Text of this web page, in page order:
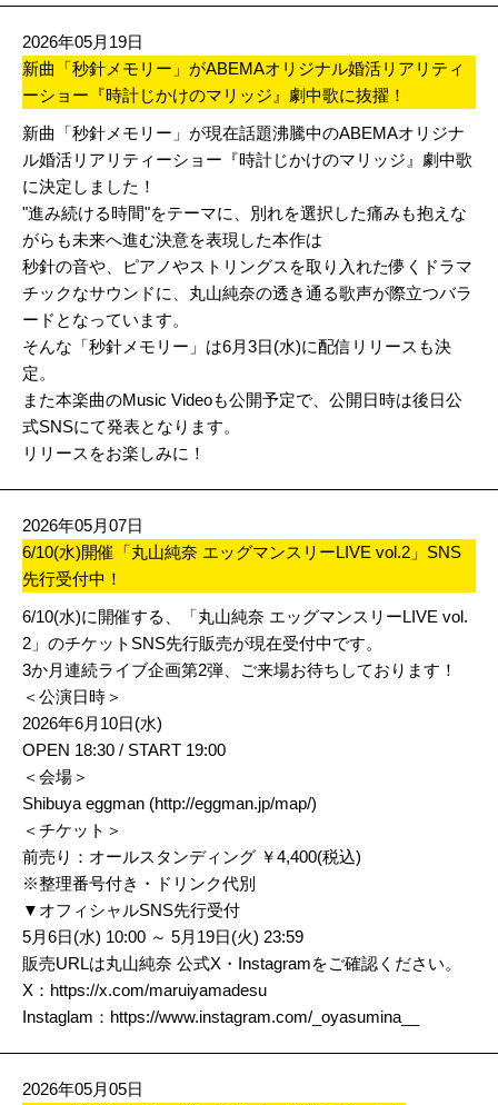
2026年05月19日
新曲「秒針メモリー」がABEMAオリジナル婚活リアリティ
ーショー『時計じかけのマリッジ』劇中歌に抜擢！
新曲「秒針メモリー」が現在話題沸騰中のABEMAオリジナ
ル婚活リアリティーショー『時計じかけのマリッジ』劇中歌
に決定しました！
"進み続ける時間"をテーマに、別れを選択した痛みも抱えな
がらも未来へ進む決意を表現した本作は
秒針の音や、ピアノやストリングスを取り入れた儚くドラマ
チックなサウンドに、丸山純奈の透き通る歌声が際立つバラ
ードとなっています。
そんな「秒針メモリー」は6月3日(水)に配信リリースも決
定。
また本楽曲のMusic Videoも公開予定で、公開日時は後日公
式SNSにて発表となります。
リリースをお楽しみに！
2026年05月07日
6/10(水)開催「丸山純奈 エッグマンスリーLIVE vol.2」SNS
先行受付中！
6/10(水)に開催する、「丸山純奈 エッグマンスリーLIVE vol.
2」のチケットSNS先行販売が現在受付中です。
3か月連続ライブ企画第2弾、ご来場お待ちしております！
＜公演日時＞
2026年6月10日(水)
OPEN 18:30 / START 19:00
＜会場＞
Shibuya eggman (http://eggman.jp/map/)
＜チケット＞
前売り：オールスタンディング ￥4,400(税込)
※整理番号付き・ドリンク代別
▼オフィシャルSNS先行受付
5月6日(水) 10:00 ～ 5月19日(火) 23:59
販売URLは丸山純奈 公式X・Instagramをご確認ください。
X： https://x.com/maruiyamadesu
Instaglam： https://www.instagram.com/_oyasumina__
2026年05月05日